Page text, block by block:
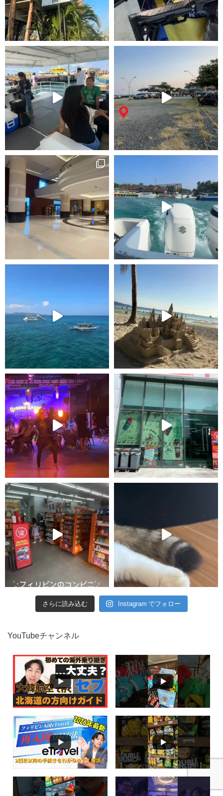
さらに読み込む Instagram でフォロー
YouTubeチャンネル